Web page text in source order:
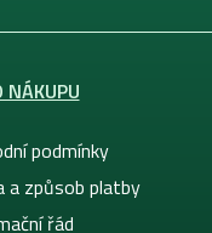
NÁKUPU
podmínky
a způsob platby
řád